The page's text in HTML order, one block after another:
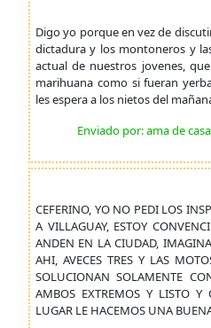
Digo yo porque en vez de
dictadura y los montoneros y
actual de nuestros jovenes,
marihuana como si fueran
les espera a los nietos del
Enviado por: ama de
CEFERINO, YO NO PEDI LOS
A VILLAGUAY, ESTOY
ANDEN EN LA CIUDAD,
AHI, AVECES TRES Y LAS
SOLUCIONAN SOLAMENTE
AMBOS EXTREMOS Y LISTO
LUGAR LE HACEMOS UNA